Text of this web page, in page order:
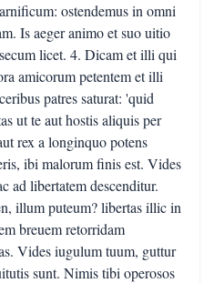
ostendemus in omni
Is aeger animo et suo uitio
licet. 4. Dicam et illi qui
amicorum petentem et illi
patres saturat: 'quid
ut te aut hostis aliquis per
rex a longinquo potens
ibi malorum finis est. Vides
ad libertatem descenditur.
illum puteum? libertas illic in
breuem retorridam
Vides iugulum tuum, guttur
sunt. Nimis tibi operosos